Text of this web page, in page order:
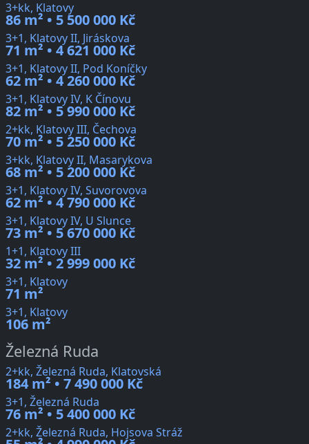
3+kk, Klatovy
86 m² • 5 500 000 Kč
3+1, Klatovy II, Jiráskova
71 m² • 4 621 000 Kč
3+1, Klatovy II, Pod Koníčky
62 m² • 4 260 000 Kč
3+1, Klatovy IV, K Čínovu
82 m² • 5 990 000 Kč
2+kk, Klatovy III, Čechova
70 m² • 5 250 000 Kč
3+kk, Klatovy II, Masarykova
68 m² • 5 200 000 Kč
3+1, Klatovy IV, Suvorovova
62 m² • 4 790 000 Kč
3+1, Klatovy IV, U Slunce
73 m² • 5 670 000 Kč
1+1, Klatovy III
32 m² • 2 999 000 Kč
3+1, Klatovy
71 m²
3+1, Klatovy
106 m²
Železná Ruda
2+kk, Železná Ruda, Klatovská
184 m² • 7 490 000 Kč
3+1, Železná Ruda
76 m² • 5 400 000 Kč
2+kk, Železná Ruda, Hojsova Stráž